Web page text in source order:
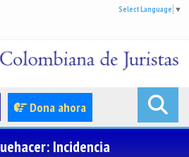
Select Language ▼
Dona ahora
Incidencia